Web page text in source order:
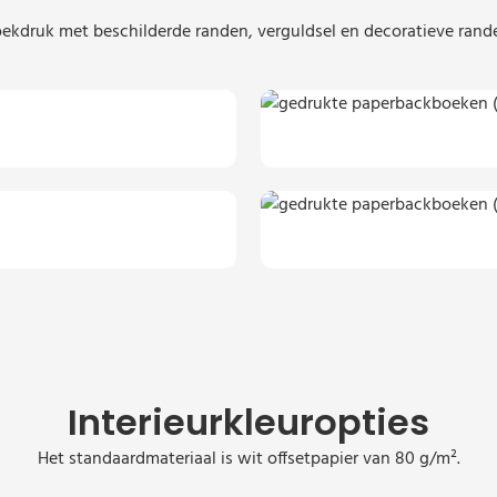
met beschilderde randen, verguldsel en decoratieve
Interieurkleuropties
Het standaardmateriaal is wit offsetpapier van 80 g/m².